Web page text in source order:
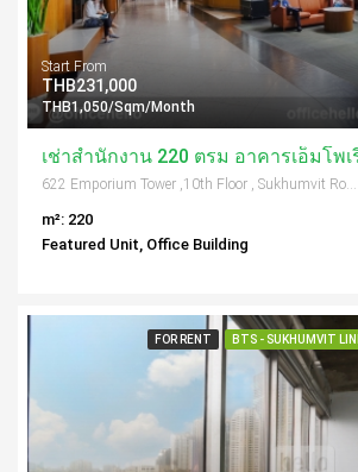
Start From
THB231,000
THB1,050/Sqm/Month
622 Emporium Tower ,10th Floor , Sukhumvit Road, Soi 24, Klongtoey, Bangkok, 10110, Thailand
m²: 220
Featured Unit, Office Building
FOR RENT BTS - SUKHUMVIT